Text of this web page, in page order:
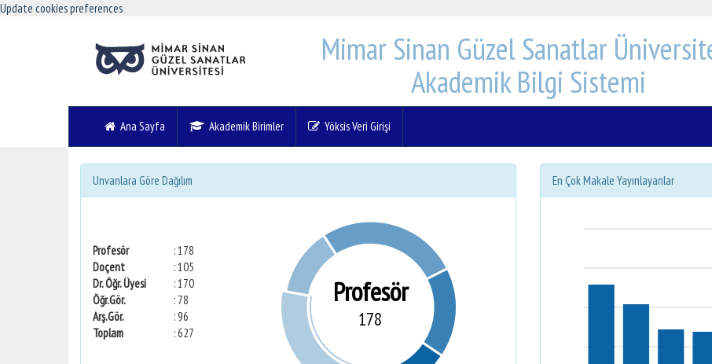
Update cookies preferences
Mimar Sinan Güzel Sanatlar
Akademik Bilgi Sistemi
Ana Sayfa Akademik Birimler Yöksis Veri Girişi
Unvanlara Göre Dağılım
Profesör
: 178
Doçent
: 105
Dr. Öğr. Üyesi
: 170
Öğr.Gör.
: 78
Arş.Gör.
: 96
Toplam
: 627
Profesör
178
En Çok Makale Yayınlayanlar